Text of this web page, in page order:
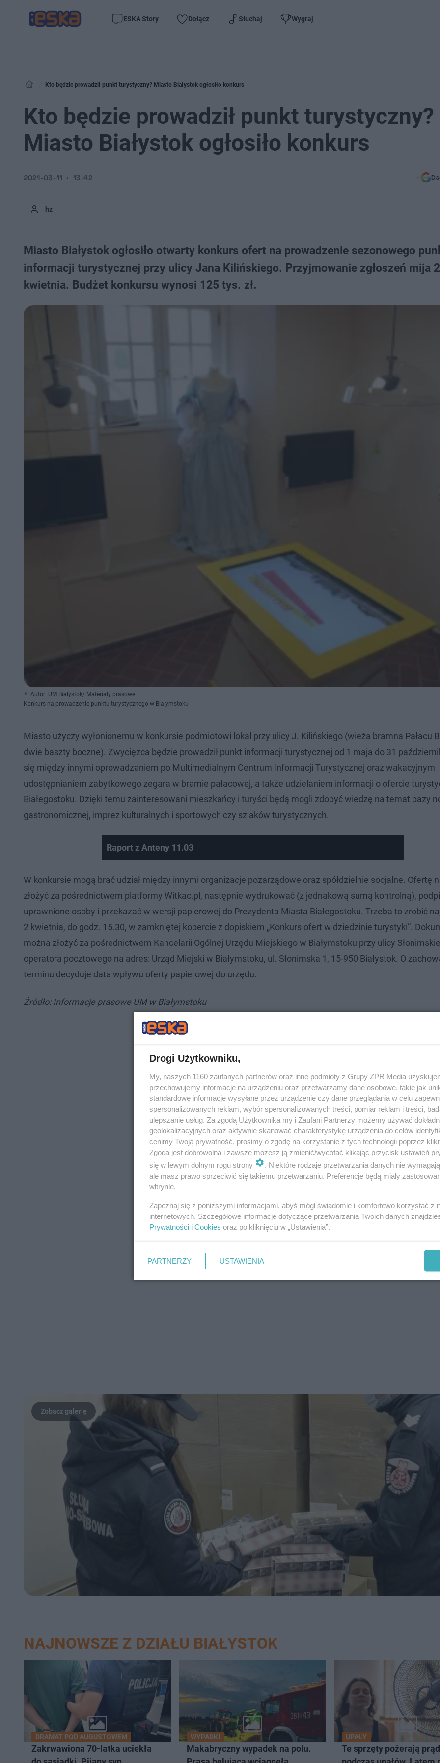
ESKA Story Dołącz Słuchaj Wygraj
Kto będzie prowadził punkt turystyczny? Miasto Białystok ogłosiło konkurs
Kto będzie prowadził punkt turystyczny?
Miasto Białystok ogłosiło konkurs
hz
2021-03-11 13:42
Miasto Białystok ogłosiło otwarty konkurs ofert na prowadzenie sezonowego
informacji turystycznej przy ulicy Jana Kilińskiego. Przyjmowanie zgłoszeń mija 2
kwietnia. Budżet konkursu wynosi 125 tys. zł.
Autor: UM Białystok/ Materiały prasowe
Konkurs na prowadzenie punktu turystycznego w Białymstoku
Miasto użyczy wyłonionemu w konkursie podmiotowi lokal przy ulicy J. Kilińskiego (wieża bramna Pałacu
dwie baszty boczne). Zwycięzca będzie prowadził punkt informacji turystycznej od 1 maja do 31
się między innymi oprowadzaniem po Multimedialnym Centrum Informacji Turystycznej oraz wakacyjnym
udostępnianiem zabytkowego zegara w bramie pałacowej, a także udzielaniem informacji o ofercie
Białegostoku. Dzięki temu zainteresowani mieszkańcy i turyści będą mogli zdobyć wiedzę na temat bazy
gastronomicznej, imprez kulturalnych i sportowych czy szlaków turystycznych.
Raport z Anteny 11.03
W konkursie mogą brać udział między innymi organizacje pozarządowe oraz spółdzielnie socjalne. Ofertę
złożyć za pośrednictwem platformy Witkac.pl, następnie wydrukować (z jednakową sumą kontrolną),
uprawnione osoby i przekazać w wersji papierowej do Prezydenta Miasta Białegostoku. Trzeba to zrobić
2 kwietnia, do godz. 15.30, w zamkniętej kopercie z dopiskiem „Konkurs ofert w dziedzinie turystyki”.
można złożyć za pośrednictwem Kancelarii Ogólnej Urzędu Miejskiego w Białymstoku przy ulicy
operatora pocztowego na adres: Urząd Miejski w Białymstoku, ul. Słonimska 1, 15-950 Białystok. O
terminu decyduje data wpływu oferty papierowej do urzędu.
Źródło: Informacje prasowe UM w Białymstoku
NAJNOWSZE Z DZIAŁU BIAŁYSTOK
DRAMAT POD AUGUSTOWEM
Zakrwawiona 70-latka uciekła
WYPADKI
Makabryczny wypadek na polu.
UPAŁY
Te sprzęty pożerają prąd
Drogi Użytkowniku,
My, naszych 1160 zaufanych partnerów oraz inne podmioty z Grupy ZPR Media
przechowujemy informacje na urządzeniu oraz przetwarzamy dane osobowe, takie jak
standardowe informacje wysyłane przez urządzenie czy dane przeglądania w celu
spersonalizowanych reklam, wybór spersonalizowanych treści, pomiar reklam i treści,
ulepszanie usług. Za zgodą Użytkownika my i Zaufani Partnerzy możemy używać
geolokalizacyjnych oraz aktywnie skanować charakterystykę urządzenia do celów
cenimy Twoją prywatność, prosimy o zgodę na korzystanie z tych technologii poprzez
Zgoda jest dobrowolna i zawsze możesz ją zmienić/wycofać klikając przycisk ustawień
się w lewym dolnym rogu strony
. Niektóre rodzaje przetwarzania danych nie
ale masz prawo sprzeciwić się takiemu przetwarzaniu. Preferencje będą miały
witrynie.
Zapoznaj się z poniższymi informacjami, abyś mógł świadomie i komfortowo korzystać z
internetowych. Szczegółowe informacje dotyczące przetwarzania Twoich danych
Prywatności i Cookies oraz po kliknięciu w „Ustawienia”.
PARTNERZY USTAWIENIA